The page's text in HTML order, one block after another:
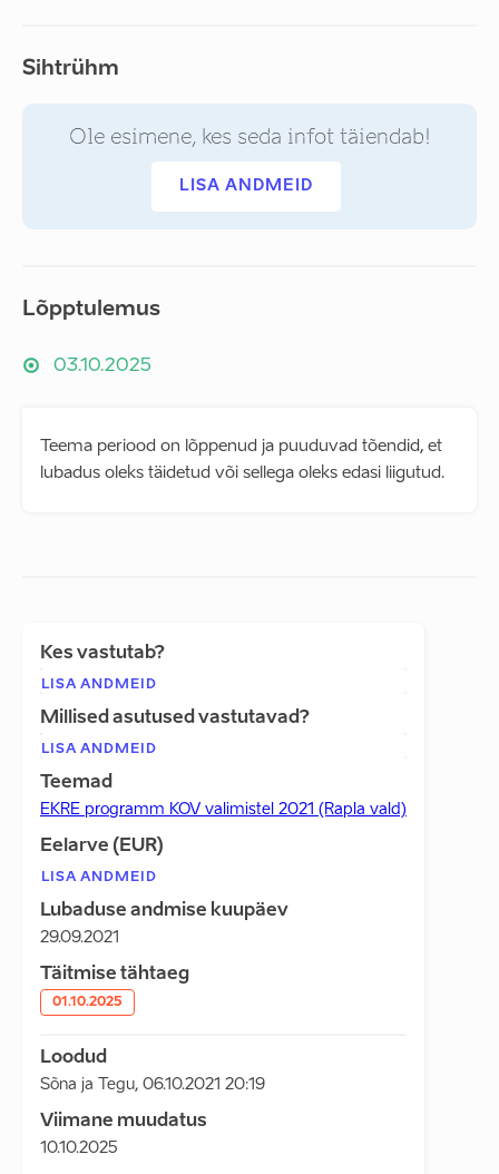
Sihtrühm
Ole esimene, kes seda infot täiendab!
LISA ANDMEID
Lõpptulemus
03.10.2025
Teema periood on lõppenud ja puuduvad tõendid, et
lubadus oleks täidetud või sellega oleks edasi liigutud.
Kes vastutab?
LISA ANDMEID
Millised asutused vastutavad?
LISA ANDMEID
Teemad
EKRE programm KOV valimistel 2021 (Rapla vald)
Eelarve (EUR)
LISA ANDMEID
Lubaduse andmise kuupäev
29.09.2021
Täitmise tähtaeg
01.10.2025
Loodud
Sõna ja Tegu, 06.10.2021 20:19
Viimane muudatus
10.10.2025